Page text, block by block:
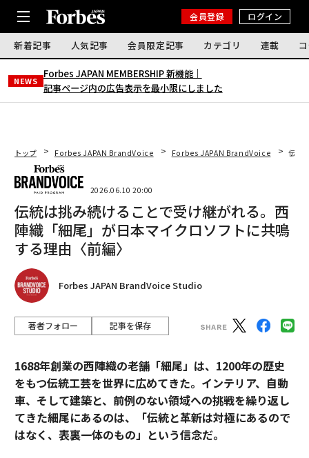
会員登録 ログイン
新着記事 人気記事 会員限定記事 カテゴリ 連載
NEWS
Forbes JAPAN MEMBERSHIP 新機能｜
記事ページ内の広告表示を最小限にしました
トップ Forbes JAPAN BrandVoice Forbes JAPAN BrandVoice 伝統
2026.06.10 20:00
伝統は挑み続けることで受け継がれる。西
陣織「細尾」が日本マイクロソフトに共鳴
する理由〈前編〉
Forbes JAPAN BrandVoice Studio
著者フォロー 記事を保存
1688年創業の西陣織の老舗「細尾」は、1200年の歴史
をもつ伝統工芸を世界に広めてきた。インテリア、自動
車、そして建築と、前例のない領域への挑戦を繰り返し
てきた細尾にあるのは、「伝統と革新は対極にあるので
はなく、表裏一体のもの」という信念だ。